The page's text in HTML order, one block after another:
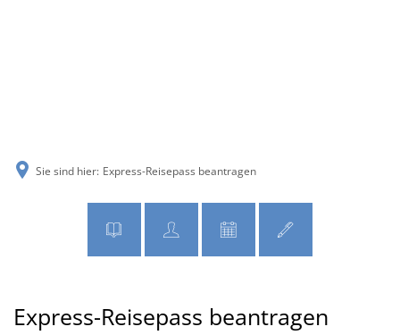
Sie sind hier: Express-Reisepass beantragen
Express-Reisepass beantragen